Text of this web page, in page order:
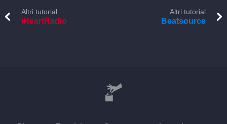
Altri tutorial
iHeartRadio
Altri tutorial
Beatsource